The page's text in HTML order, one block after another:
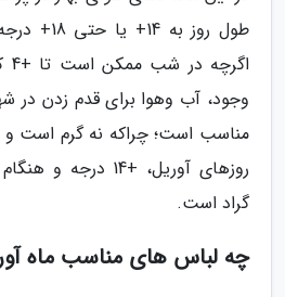
طول روز
وجود، آب وهوا برای قدم زدن در
مناسب است؛ چراکه نه گرم است و
گراد است.
چه لباس های مناسب ماه